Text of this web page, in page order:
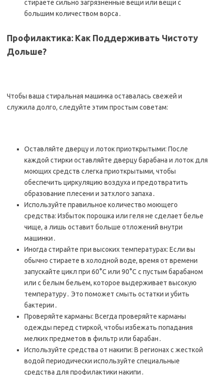
стираете сильно загрязненные вещи или вещи с
большим количеством ворса․
Профилактика: Как Поддерживать Чистоту
Дольше?
Чтобы ваша стиральная машинка оставалась свежей и
служила долго, следуйте этим простым советам:
Оставляйте дверцу и лоток приоткрытыми: После
каждой стирки оставляйте дверцу барабана и лоток для
моющих средств слегка приоткрытыми, чтобы
обеспечить циркуляцию воздуха и предотвратить
образование плесени и затхлого запаха․
Используйте правильное количество моющего
средства: Избыток порошка или геля не сделает белье
чище, а лишь оставит больше отложений внутри
машинки․
Иногда стирайте при высоких температурах: Если вы
обычно стираете в холодной воде, время от времени
запускайте цикл при 60°C или 90°C с пустым барабаном
или с белым бельем, которое выдерживает высокую
температуру․ Это поможет смыть остатки и убить
бактерии․
Проверяйте карманы: Всегда проверяйте карманы
одежды перед стиркой, чтобы избежать попадания
мелких предметов в фильтр или барабан․
Используйте средства от накипи: В регионах с жесткой
водой периодически используйте специальные
средства для профилактики накипи․